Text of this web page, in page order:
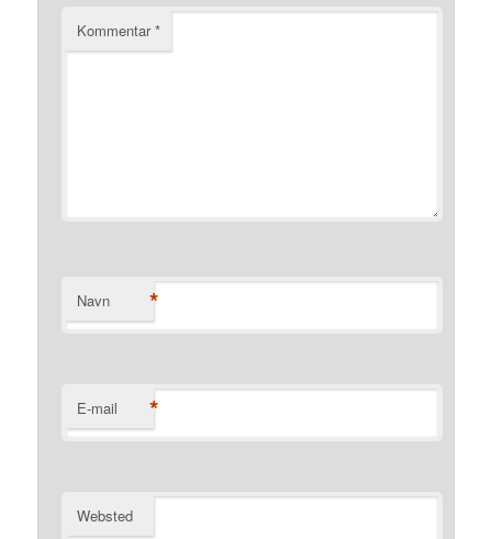
Kommentar*
Navn *
E-mail *
Websted